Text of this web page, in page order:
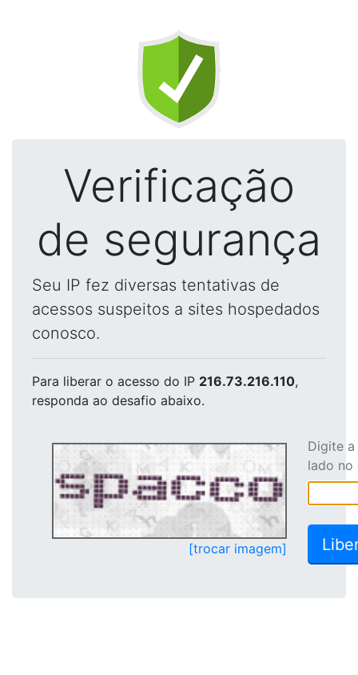
Verificação
de segurança
Seu IP fez diversas tentativas de
acessos suspeitos a sites hospedados
conosco.
Para liberar o acesso do IP 216.73.216.110,
responda ao desafio abaixo.
[trocar imagem]
Digite
lado no